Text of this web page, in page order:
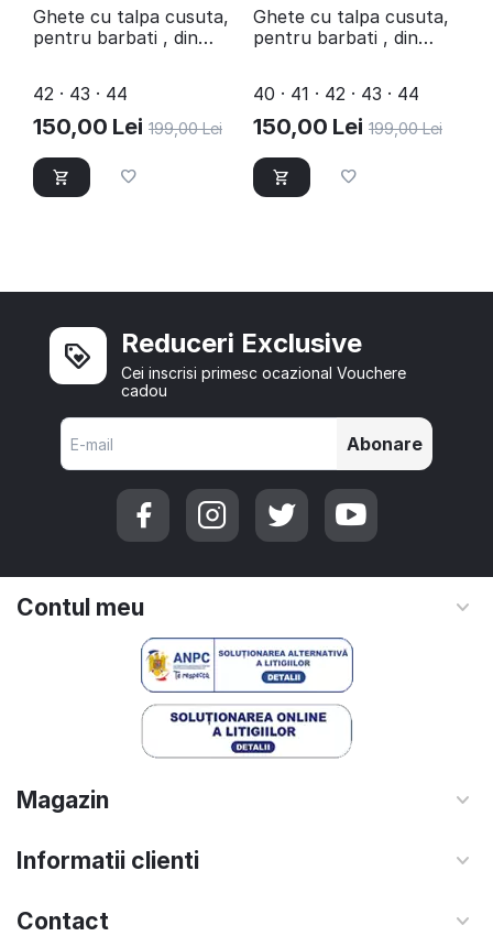
Ghete cu talpa cusuta,
pentru barbati , din
42 · 43 · 44
150,00 Lei 199,00 Lei
Ghete cu talpa cusuta,
pentru barbati , din
40 · 41 · 42 · 43 · 44
150,00 Lei 199,00 Lei
Reduceri Exclusive
Cei inscrisi primesc ocazional Vouchere
cadou
Abonare
Contul meu
Magazin
Informatii clienti
Contact